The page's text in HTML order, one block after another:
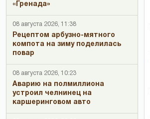
«Гренада»
08 августа 2026, 11:38
Рецептом арбузно-мятного
компота на зиму поделилась
повар
08 августа 2026, 10:23
Аварию на полмиллиона
устроил челнинец на
каршеринговом авто